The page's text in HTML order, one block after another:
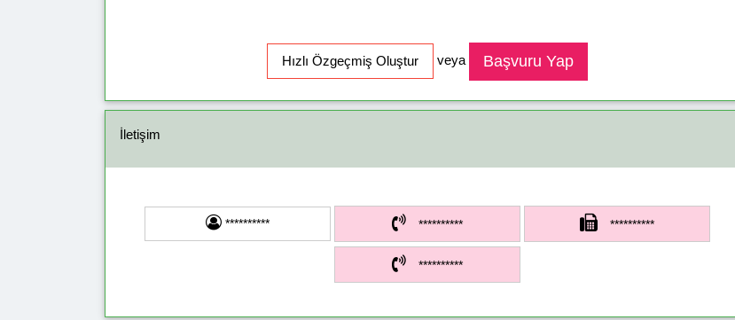
veya
İletişim
********** ********** **********
**********